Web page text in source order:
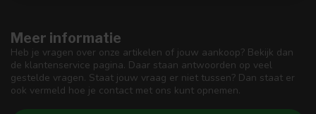
Meer informatie
Heb je vragen over onze artikelen of jouw aankoop? Bekijk dan
de klantenservice pagina. Daar staan antwoorden op veel
gestelde vragen. Staat jouw vraag er niet tussen? Dan staat er
ook vermeld hoe je contact met ons kunt opnemen.